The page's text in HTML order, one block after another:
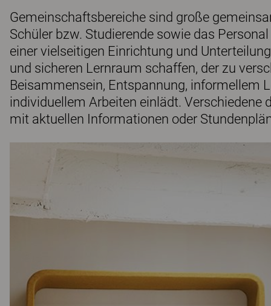
Gemeinschaftsbereiche sind große
Schüler bzw. Studierende sowie das
einer vielseitigen Einrichtung und
und sicheren Lernraum schaffen, der zu
Beisammensein, Entspannung, informellem
individuellem Arbeiten einlädt.
mit aktuellen Informationen oder